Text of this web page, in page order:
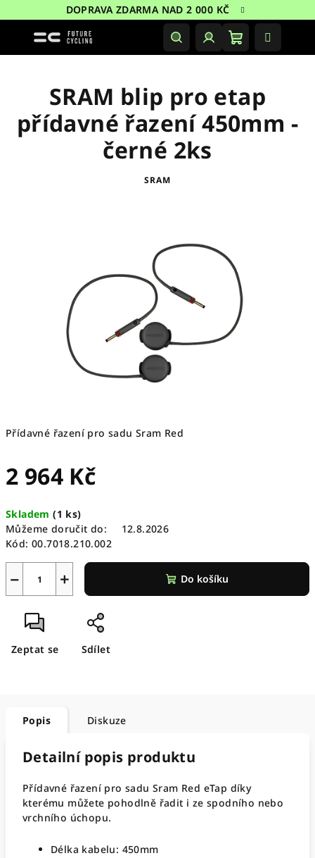
na
DOPRAVA ZDARMA NAD 2 000 KČ
HledatPřihlášeníNákupní
Přídavné řazení pro sadu Sram Red
2 964 Kč
cena:
Skladem(1 ks)
Můžeme doručit do:
12.8.2026
Kód: 00.7018.210.002
+
− Do košíku
Zeptat se Sdílet
SRAM blip pro etap
přídavné řazení 450mm -
černé 2ks
SRAM
Popis Diskuze
Detailní popis produktu
Přídavné řazení pro sadu Sram Red eTap díky
kterému můžete pohodlně řadit i ze spodního nebo
vrchního úchopu.
Délka kabelu: 450mm